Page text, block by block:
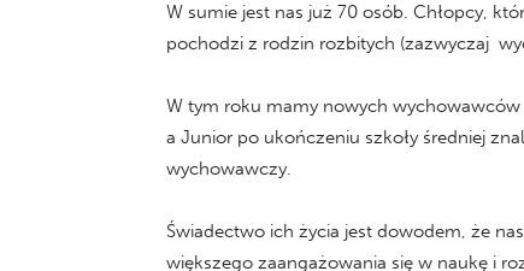
W sumie jest nas już 70 osób. Chłopcy,
pochodzi z rodzin rozbitych (zazwyczaj
W tym roku mamy nowych
a Junior po ukończeniu szkoły średniej
wychowawczy.
Świadectwo ich życia jest dowodem, że
większego zaangażowania się w naukę i